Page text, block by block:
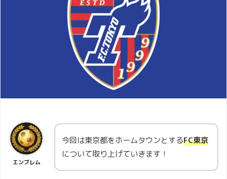
エンブレム
今回は東京都をホームタウンとするFC東京
について取り上げていきます！